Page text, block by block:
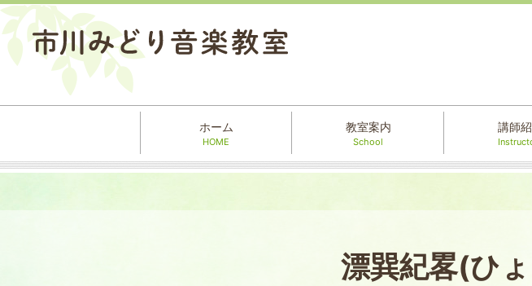
ホーム
HOME
教室案内
School
講師
漂巽紀畧(ひ